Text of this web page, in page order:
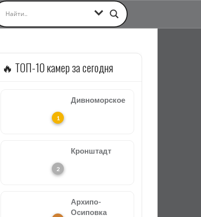
🔥 ТОП-10 камер за сегодня
Дивноморское
Кронштадт
Архипо-
Осиповка